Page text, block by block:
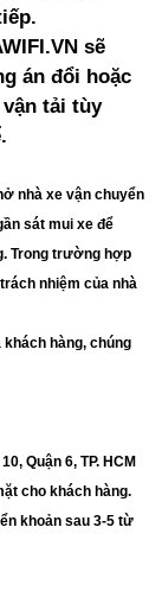
sẽ
án đổi hoặc
tải tùy
nhà xe vận chuyển
sát mui xe để
Trong trường hợp
nhiệm của nhà
hàng, chúng
Quận 6, TP. HCM
cho khách hàng.
khoản sau 3-5 từ